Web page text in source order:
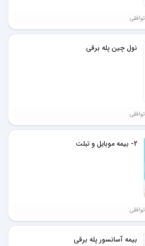
توافقی
نول چین پله برقی
توافقی
2- بیمه موبایل و تبلت
توافقی
بیمه آسانسور پله برقی